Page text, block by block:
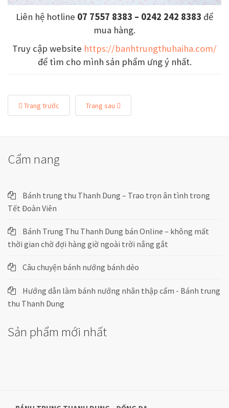
Liên hệ hotline 07 7557 8383 – 0242 242 8383 để
mua hàng.
Truy cập website https://banhtrungthuhaiha.com/
để tìm cho mình sản phẩm ưng ý nhất.
Trang trước Trang sau
Cẩm nang
Bánh trung thu Thanh Dung – Trao trọn ân tình trong
Tết Đoàn Viên
Bánh Trung Thu Thanh Dung bán Online – không mất
thời gian chờ đợi hàng giờ ngoài trời nắng gắt
Câu chuyện bánh nướng bánh dẻo
Hướng dẫn làm bánh nướng nhân thập cẩm - Bánh trung
thu Thanh Dung
Sản phẩm mới nhất